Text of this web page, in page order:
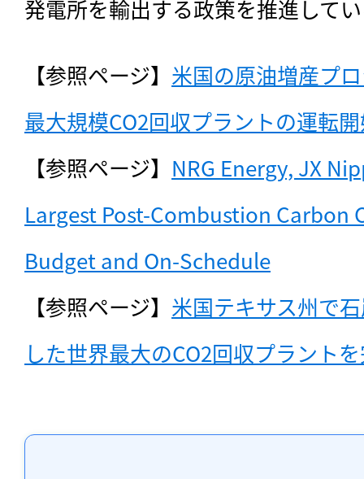
発電所を輸出する政策を推進して
【参照ページ】 米国の原油増産プ
最大規模CO2回収プラントの運転
【参照ページ】 NRG Energy, JX
Largest Post-Combustion Carbon
Budget and On-Schedule
【参照ページ】 米国テキサス州で
した世界最大のCO2回収プラント